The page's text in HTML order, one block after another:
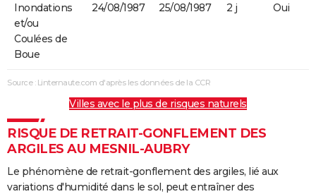
Inondations
et/ou
Coulées de
Boue
24/08/1987 25/08/1987 2 j Oui
Source : Linternaute.com d'après les données de la CCR
Villes avec le plus de risques naturels
RISQUE DE RETRAIT-GONFLEMENT DES
ARGILES AU MESNIL-AUBRY
Le phénomène de retrait-gonflement des argiles, lié aux
variations d'humidité dans le sol, peut entraîner des